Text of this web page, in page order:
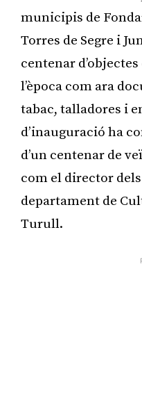
municipis de
Torres de Segre i
centenar
l’època com ara
tabac, talladores i
d’inauguració ha
d’un centenar de
com el director
departament de
Turull.